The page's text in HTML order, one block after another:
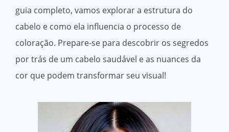
guia completo, vamos explorar a estrutura do
cabelo e como ela influencia o processo de
coloração. Prepare-se para descobrir os segredos
por trás de um cabelo saudável e as nuances da
cor que podem transformar seu visual!